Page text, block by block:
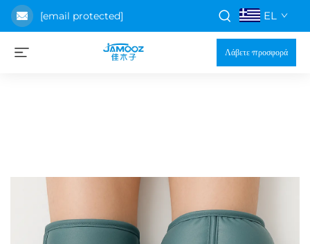
[email protected] EL
Λάβετε προσφορά